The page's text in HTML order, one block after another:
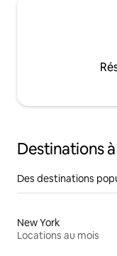
Destinations
Des destinations
New York
Locations au mois